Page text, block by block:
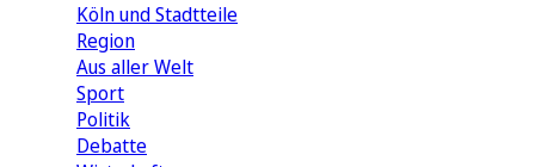
Köln und Stadtteile
Region
Aus aller Welt
Sport
Politik
Debatte